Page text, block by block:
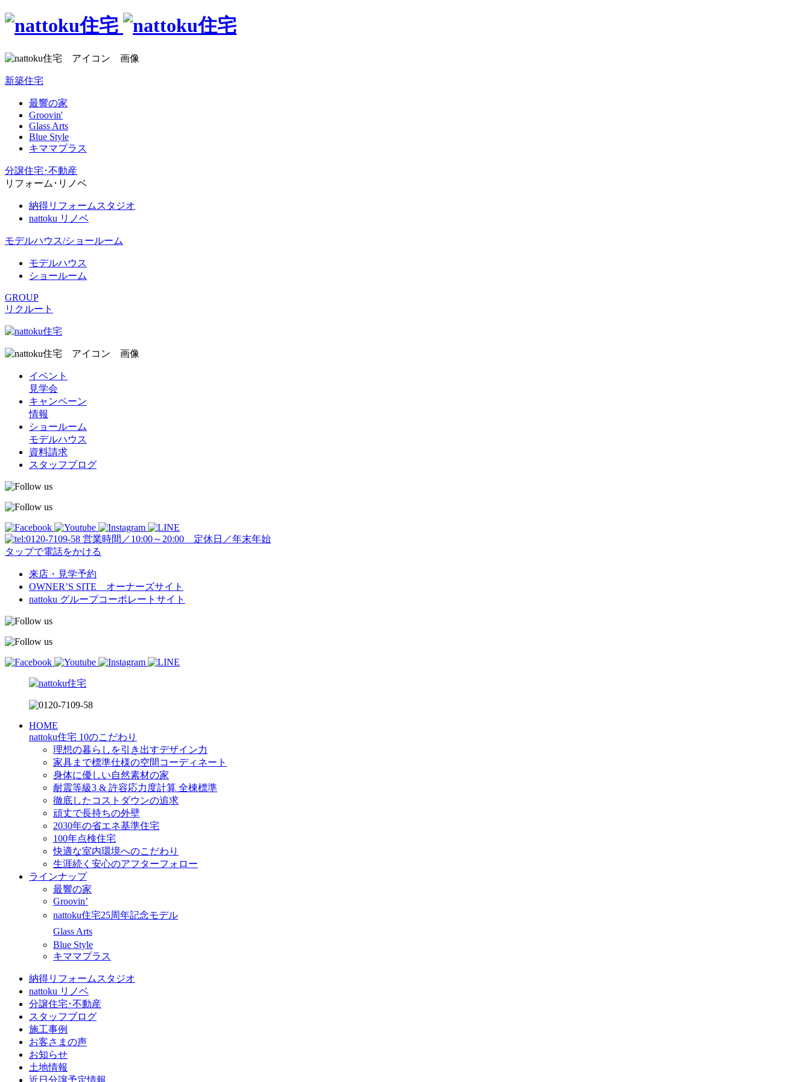
新築住宅
最響の家
Groovin'
Glass Arts
Blue Style
キママプラス
分譲住宅･不動産
リフォーム･リノベ
納得リフォームスタジオ
nattoku リノベ
モデルハウス/ショールーム
モデルハウス
ショールーム
GROUP
リクルート
イベント
見学会
キャンペーン
情報
ショールーム
モデルハウス
資料請求
スタッフブログ
営業時間／10:00～20:00 定休日／年末年始
タップで電話をかける
来店・見学予約
OWNER’S SITE オーナーズサイト
nattoku グループコーポレートサイト
HOME
nattoku住宅 10のこだわり
理想の暮らしを引き出すデザイン力
家具まで標準仕様の空間コーディネート
身体に優しい自然素材の家
耐震等級3 & 許容応力度計算 全棟標準
徹底したコストダウンの追求
頑丈で長持ちの外壁
2030年の省エネ基準住宅
100年点検住宅
快適な室内環境へのこだわり
生涯続く安心のアフターフォロー
ラインナップ
最響の家
Groovin’
nattoku住宅25周年記念モデル
Glass Arts
Blue Style
キママプラス
納得リフォームスタジオ
nattoku リノベ
分譲住宅･不動産
スタッフブログ
施工事例
お客さまの声
お知らせ
土地情報
近日分譲予定情報